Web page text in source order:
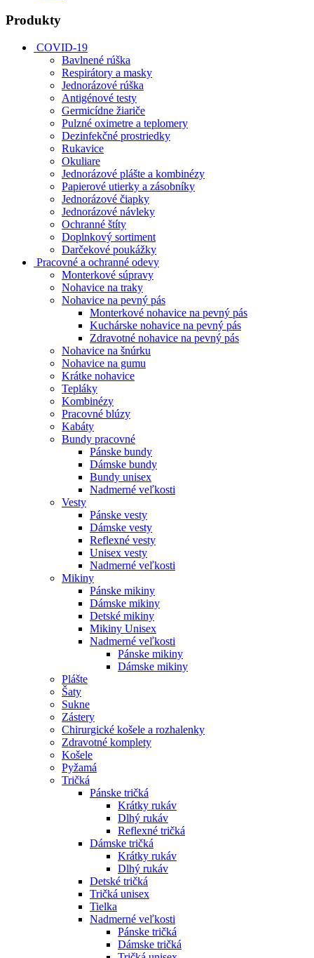
Produkty
COVID-19
Bavlnené rúška
Respirátory a masky
Jednorázové rúška
Antigénové testy
Germicídne žiariče
Pulzné oximetre a teplomery
Dezinfekčné prostriedky
Rukavice
Okuliare
Jednorázové plášte a kombinézy
Papierové utierky a zásobníky
Jednorázové čiapky
Jednorázové návleky
Ochranné štíty
Doplnkový sortiment
Darčekové poukážky
Pracovné a ochranné odevy
Monterkové súpravy
Nohavice na traky
Nohavice na pevný pás
Monterkové nohavice na pevný pás
Kuchárske nohavice na pevný pás
Zdravotné nohavice na pevný pás
Nohavice na šnúrku
Nohavice na gumu
Krátke nohavice
Tepláky
Kombinézy
Pracovné blúzy
Kabáty
Bundy pracovné
Pánske bundy
Dámske bundy
Bundy unisex
Nadmerné veľkosti
Vesty
Pánske vesty
Dámske vesty
Reflexné vesty
Unisex vesty
Nadmerné veľkosti
Mikiny
Pánske mikiny
Dámske mikiny
Detské mikiny
Mikiny Unisex
Nadmerné veľkosti
Pánske mikiny
Dámske mikiny
Plášte
Šaty
Sukne
Zástery
Chirurgické košele a rozhalenky
Zdravotné komplety
Košele
Pyžamá
Tričká
Pánske tričká
Krátky rukáv
Dlhý rukáv
Reflexné tričká
Dámske tričká
Krátky rukáv
Dlhý rukáv
Detské tričká
Tričká unisex
Tielka
Nadmerné veľkosti
Pánske tričká
Dámske tričká